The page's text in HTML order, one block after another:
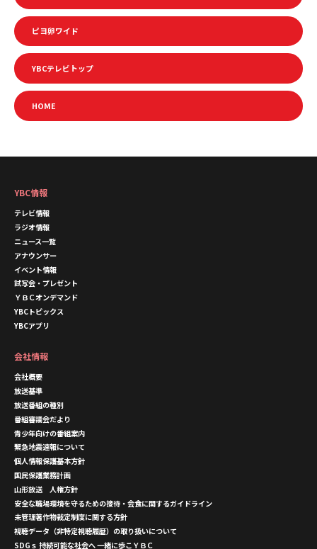
ピヨ卵ワイド
YBCテレビトップ
HOME
YBC情報
テレビ情報
ラジオ情報
ニュース一覧
アナウンサー
イベント情報
試写会・プレゼント
ＹＢＣオンデマンド
YBCトピックス
YBCアプリ
会社情報
会社概要
放送基準
放送番組の種別
番組審議会だより
青少年向けの番組案内
緊急地震速報について
個人情報保護基本方針
国民保護業務計画
山形放送 人権方針
安全な職場環境を守るための接待・会食に関するガイドライン
未管理著作物裁定制度に関する方針
視聴データ（非特定視聴履歴）の取り扱いについて
SDGｓ 持続可能な社会へ 一緒に歩こＹＢＣ